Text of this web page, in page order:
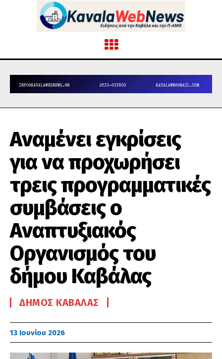
Αναμένει εγκρίσεις
για να προχωρήσει
τρεις προγραμματικές
συμβάσεις ο
Αναπτυξιακός
Οργανισμός του
δήμου Καβάλας
ΔΉΜΟΣ ΚΑΒΆΛΑΣ
13 Ιουνίου 2026